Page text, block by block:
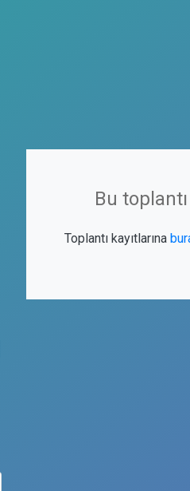
Bu
Toplantı kayıtlarına